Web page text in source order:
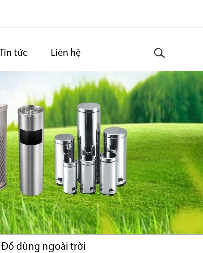
Tin tức Liên hệ
Đồ dùng ngoài trời